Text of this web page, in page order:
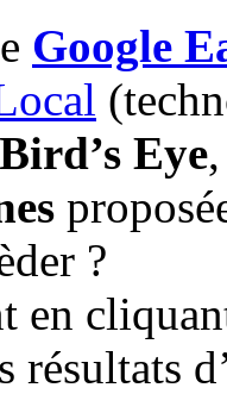
Google
Bird’s Eye
?
en
résultats